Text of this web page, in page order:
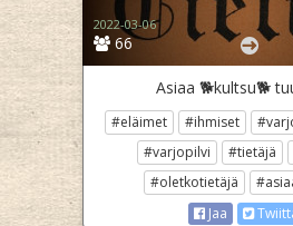
66
2022-03-06
Asiaa 🐕kultsu🐕
#eläimet #ihmiset
#varjopilvi
#tietäjä
#oletkotietäjä
Jaa